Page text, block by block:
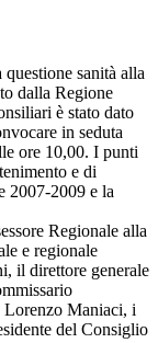
sanità alla
dalla Regione
è stato dato
in seduta
ore 10,00. I punti
e di
2007-2009 e la
Regionale alla
e regionale
il direttore generale
Lorenzo Maniaci, i
del Consiglio